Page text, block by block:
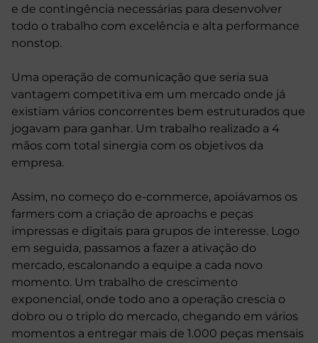
e de contingência necessárias para desenvolver
todo o trabalho com excelência e alta performance
nonstop.
Uma operação de comunicação que seria sua
vantagem competitiva em um mercado onde já
existiam vários concorrentes bem estruturados que
jogavam para ganhar. Um trabalho realizado a 4
mãos com total sinergia com os objetivos da
empresa.
Assim, no começo do e-commerce, apoiávamos os
farmers com a criação de aproachs e peças
impressas e digitais para grupos de interesse. Logo
em seguida, passamos a fazer a ativação do
mercado, escalonando a equipe a cada novo
momento. Um trabalho de crescimento
exponencial, onde todo ano a operação crescia o
dobro ou o triplo do mercado, chegando em vários
momentos a entregar mais de 1.000 peças mensais